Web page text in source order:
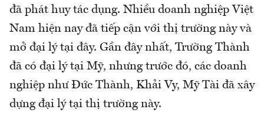
đã phát huy tác dụng. Nhiều doanh nghiệp Việt
Nam hiện nay đã tiếp cận với thị trường này và
mở đại lý tại đây. Gần đây nhất, Trường Thành
đã có đại lý tại Mỹ, nhưng trước đó, các doanh
nghiệp như Đức Thành, Khải Vy, Mỹ Tài đã xây
dựng đại lý tại thị trường này.